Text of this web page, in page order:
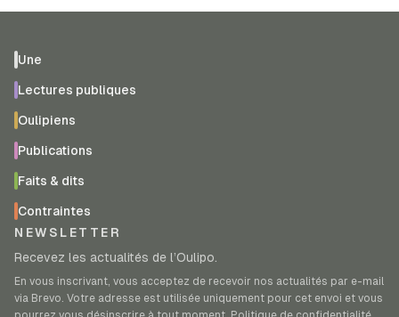
Une
Lectures publiques
Oulipiens
Publications
Faits & dits
Contraintes
NEWSLETTER
Recevez les actualités de l’Oulipo.
En vous inscrivant, vous acceptez de recevoir nos actualités par e-mail
via Brevo. Votre adresse est utilisée uniquement pour cet envoi et vous